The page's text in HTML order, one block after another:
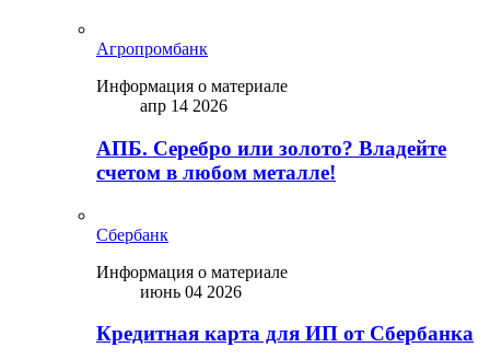
Агропромбанк
Информация о материале
апр 14 2026
АПБ. Серебро или золото? Владейте
счетом в любом металле!
Сбербанк
Информация о материале
июнь 04 2026
Кредитная карта для ИП от Сбербанка